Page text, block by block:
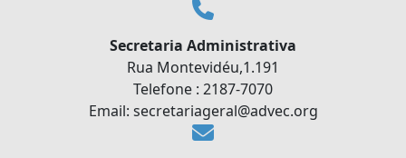
Secretaria Administrativa
Rua Montevidéu,1.191
Telefone : 2187-7070
Email: secretariageral@advec.org